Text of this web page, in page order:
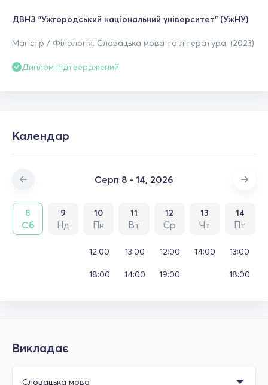
ДВНЗ "Ужгородський національний університет" (УжНУ)
Магістр / Філологія. Словацька мова та література. (2023)
Диплом підтверджений
Календар
Серп 8 - 14, 2026
8
Сб
9
Нд
10
Пн
11
Вт
12
Ср
13
Чт
14
Пт
12:00
18:00
13:00
14:00
12:00
19:00
14:00 13:00
18:00
Викладає